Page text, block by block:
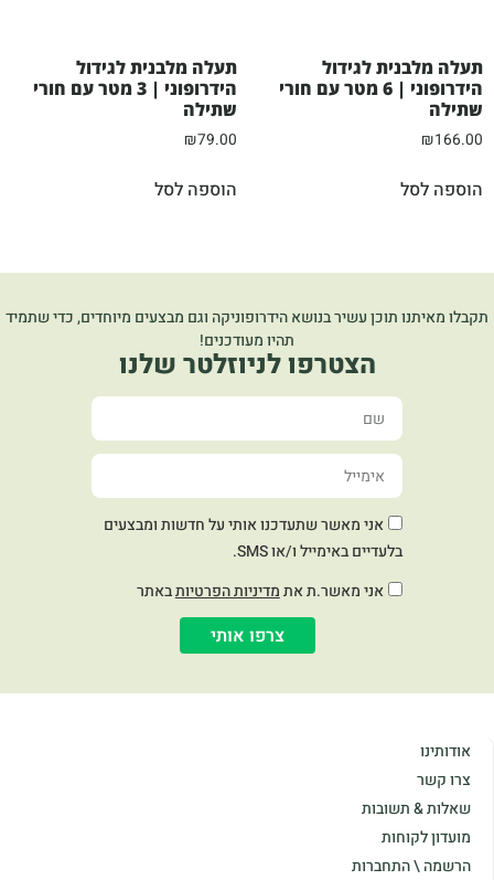
תעלה מלבנית לגידול
הידרופוני | 6 מטר עם חורי
שתילה
₪166.00
הוספה לסל
תעלה מלבנית לגידול
הידרופוני | 3 מטר עם חורי
שתילה
₪79.00
הוספה לסל
תקבלו מאיתנו תוכן עשיר בנושא הידרופוניקה וגם מבצעים מיוחדים, כדי שתמיד
תהיו מעודכנים!
הצטרפו לניוזלטר שלנו
אני מאשר שתעדכנו אותי על חדשות ומבצעים
בלעדיים באימייל ו/או SMS.
אני מאשר.ת אתמדיניות הפרטיותבאתר
צרפו אותי
אודותינו
צרו קשר
שאלות & תשובות
מועדון לקוחות
הרשמה \ התחברות